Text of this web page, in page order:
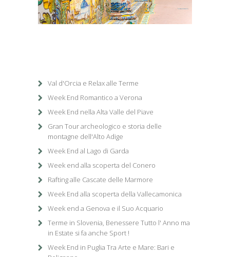
1/1
Val d'Orcia e Relax alle Terme
Week End Romantico a Verona
Week End nella Alta Valle del Piave
Gran Tour archeologico e storia delle
montagne dell'Alto Adige
Week End al Lago di Garda
Week end alla scoperta del Conero
Rafting alle Cascate delle Marmore
Week End alla scoperta della Vallecamonica
Week end a Genova e il Suo Acquario
Terme in Slovenia, Benessere Tutto l' Anno ma
in Estate si fa anche Sport !
Week End in Puglia Tra Arte e Mare: Bari e